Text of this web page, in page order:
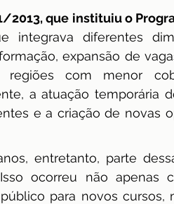
2013, que instituiu o
integrava diferentes
expansão de
regiões com menor
a atuação temporária
e a criação de novas
entretanto, parte
Isso ocorreu não
para novos